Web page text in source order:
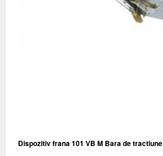
Dispozitiv frana 101 VB M Bara de tractiune